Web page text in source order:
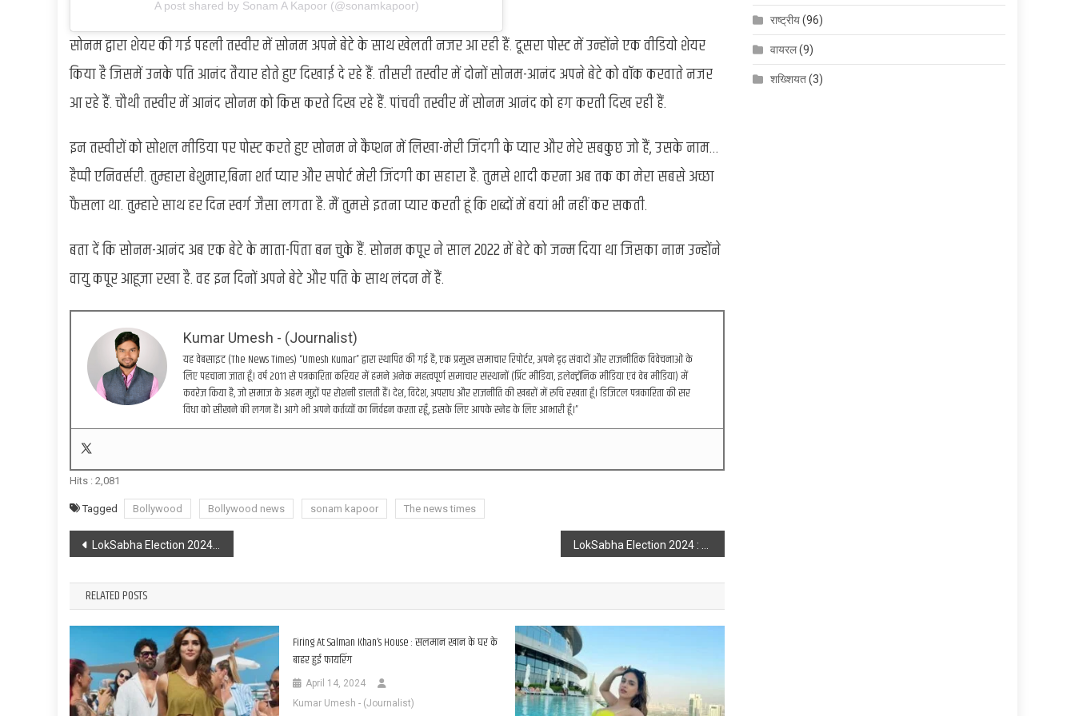
A post shared by Sonam A Kapoor (@sonamkapoor)
सोनम द्वारा शेयर की गई पहली तस्वीर में सोनम अपने बेटे के साथ खेलती नजर आ रही हैं. दूसरा पोस्ट में उन्होंने एक वीडियो शेयर
किया है जिसमें उनके पति आनंद तैयार होते हुए दिखाई दे रहे हैं. तीसरी तस्वीर में दोनों सोनम-आनंद अपने बेटे को वॉक करवाते नजर
आ रहे हैं. चौथी तस्वीर में आनंद सोनम को किस करते दिख रहे हैं. पांचवी तस्वीर में सोनम आनंद को हग करती दिख रही हैं.
इन तस्वीरों को सोशल मीडिया पर पोस्ट करते हुए सोनम ने कैप्शन में लिखा-मेरी जिंदगी के प्यार और मेरे सबकुछ जो हैं, उसके नाम…
हैप्पी एनिवर्सरी. तुम्हारा बेशुमार,बिना शर्त प्यार और सपोर्ट मेरी जिंदगी का सहारा है. तुमसे शादी करना अब तक का मेरा सबसे अच्छा
फैसला था. तुम्हारे साथ हर दिन स्वर्ग जैसा लगता है. मैं तुमसे इतना प्यार करती हूं कि शब्दों में बयां भी नहीं कर सकती.
बता दें कि सोनम-आनंद अब एक बेटे के माता-पिता बन चुके हैं. सोनम कपूर ने साल 2022 में बेटे को जन्म दिया था जिसका नाम उन्होंने
वायु कपूर आहूजा रखा है. वह इन दिनों अपने बेटे और पति के साथ लंदन में हैं.
Kumar Umesh - (Journalist)
यह वेबसाइट (The News Times) “Umesh Kumar” द्वारा स्थापित की गई है, एक प्रमुख समाचार रिपोर्टर, अपने दृढ़ संवादों और राजनीतिक विवेचनाओं के
लिए पहचाना जाता हूँ। वर्ष 2011 से पत्रकारिता करियर में हमने अनेक महत्वपूर्ण समाचार संस्थानों (प्रिंट मीडिया, इलेक्ट्रॉनिक मीडिया एवं वेब मीडिया) में
कवरेज किया है, जो समाज के अहम मुद्दों पर रोशनी डालती हैं। देश, विदेश, अपराध और राजनीति की खबरों में रुचि रखता हूँ। डिजिटल पत्रकारिता की सर
विधा को सीखने की लगन है। आगे भी अपने कर्तव्यों का निर्वहन करता रहूँ, इसके लिए आपके स्नेह के लिए आभारी हूँ।”
Hits : 2,081
Tagged Bollywood Bollywood news sonam kapoor The news times
Post
navigation
LokSabha Election 2024 : चुनाव के तीसरा चरण पूरा होने के साथ ही इंडिया एलायंस का तीसरा प्यूज उड़ गया : Pm Modi
RELATED POSTS
Firing At Salman Khan’s House : सलमान खान के घर के
बाहर हुई फायरिंग
April 14, 2024
Kumar Umesh - (Journalist)
राष्ट्रीय(96)
वायरल(9)
शख्शियत(3)